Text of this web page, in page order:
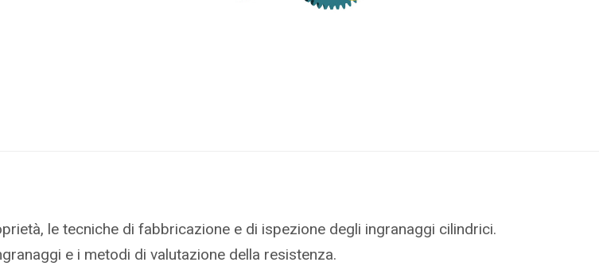
le tecniche di fabbricazione e di ispezione degli ingranaggi cilindrici.
e i metodi di valutazione della resistenza.